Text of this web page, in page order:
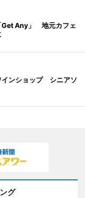
Get Any」 地元カフェ
インショップ シニアソ
グ